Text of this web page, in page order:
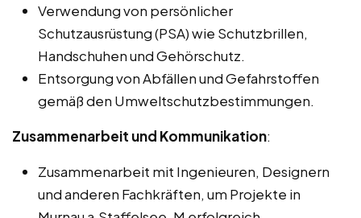
Verwendung von persönlicher
Schutzausrüstung (PSA) wie Schutzbrillen,
Handschuhen und Gehörschutz.
Entsorgung von Abfällen und Gefahrstoffen
gemäß den Umweltschutzbestimmungen.
Zusammenarbeit und Kommunikation:
Zusammenarbeit mit Ingenieuren, Designern
und anderen Fachkräften, um Projekte in